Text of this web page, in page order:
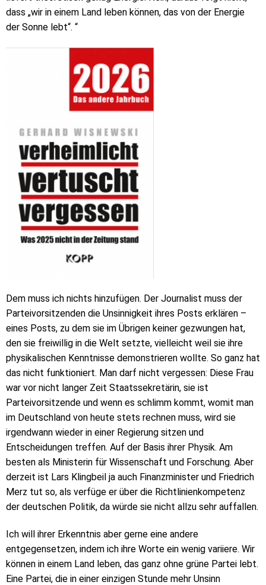
dass „wir in einem Land leben können, das von der Energie
der Sonne lebt“. “
Dem muss ich nichts hinzufügen. Der Journalist muss der
Parteivorsitzenden die Unsinnigkeit ihres Posts erklären –
eines Posts, zu dem sie im Übrigen keiner gezwungen hat,
den sie freiwillig in die Welt setzte, vielleicht weil sie ihre
physikalischen Kenntnisse demonstrieren wollte. So ganz hat
das nicht funktioniert. Man darf nicht vergessen: Diese Frau
war vor nicht langer Zeit Staatssekretärin, sie ist
Parteivorsitzende und wenn es schlimm kommt, womit man
im Deutschland von heute stets rechnen muss, wird sie
irgendwann wieder in einer Regierung sitzen und
Entscheidungen treffen. Auf der Basis ihrer Physik. Am
besten als Ministerin für Wissenschaft und Forschung. Aber
derzeit ist Lars Klingbeil ja auch Finanzminister und Friedrich
Merz tut so, als verfüge er über die Richtlinienkompetenz
der deutschen Politik, da würde sie nicht allzu sehr auffallen.
Ich will ihrer Erkenntnis aber gerne eine andere
entgegensetzen, indem ich ihre Worte ein wenig variiere. Wir
können in einem Land leben, das ganz ohne grüne Partei lebt.
Eine Partei, die in einer einzigen Stunde mehr Unsinn